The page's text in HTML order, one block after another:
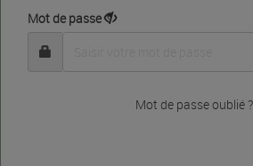
Mot de passe
Mot de passe oublié ?